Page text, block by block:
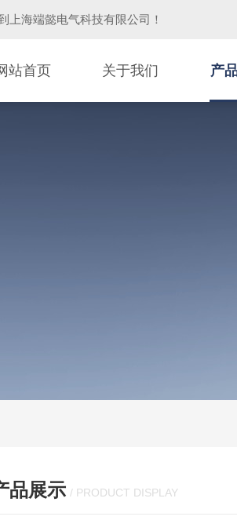
上海端懿电气科技有限公司 ！
站首页 关于我们 产
品展示 / PRODUCT DISPLAY